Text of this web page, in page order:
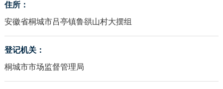
住所：
安徽省桐城市吕亭镇鲁谼山村大摆组
登记机关：
桐城市市场监督管理局